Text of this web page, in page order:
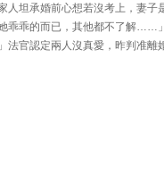
人坦承婚前心想若沒考上，妻子
乖乖的而已，其他都不了解……
官認定兩人沒真愛，昨判准離